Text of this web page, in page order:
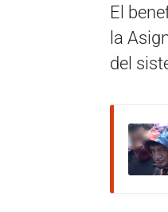
El
la
del